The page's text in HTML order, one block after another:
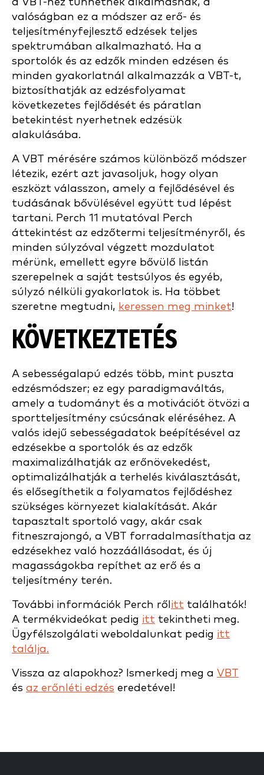
valóságban ez a módszer az erő- és
teljesítményfejlesztő edzések teljes
spektrumában alkalmazható. Ha a
sportolók és az edzők minden edzésen és
minden gyakorlatnál alkalmazzák a VBT-t,
biztosíthatják az edzésfolyamat
következetes fejlődését és páratlan
betekintést nyerhetnek edzésük
alakulásába.
A VBT mérésére számos különböző módszer
létezik, ezért azt javasoljuk, hogy olyan
eszközt válasszon, amely a fejlődésével és
tudásának bővülésével együtt tud lépést
tartani. Perch 11 mutatóval Perch
áttekintést az edzőtermi teljesítményről, és
minden súlyzóval végzett mozdulatot
mérünk, emellett egyre bővülő listán
szerepelnek a saját testsúlyos és egyéb,
súlyzó nélküli gyakorlatok is. Ha többet
szeretne megtudni, keressen meg minket!
KÖVETKEZTETÉS
A sebességalapú edzés több, mint puszta
edzésmódszer; ez egy paradigmaváltás,
amely a tudományt és a motivációt ötvözi a
sportteljesítmény csúcsának eléréséhez. A
valós idejű sebességadatok beépítésével az
edzésekbe a sportolók és az edzők
maximalizálhatják az erőnövekedést,
optimalizálhatják a terhelés kiválasztását,
és elősegíthetik a folyamatos fejlődéshez
szükséges környezet kialakítását. Akár
tapasztalt sportoló vagy, akár csak
fitneszrajongó, a VBT forradalmasíthatja az
edzésekhez való hozzáállásodat, és új
magasságokba repíthet az erő és a
teljesítmény terén.
További információk Perch ről itt találhatók!
A termékvideókat pedig itt tekintheti meg.
Ügyfélszolgálati weboldalunkat pedig itt
találja.
Vissza az alapokhoz? Ismerkedj meg a VBT
és az erőnléti edzés eredetével!